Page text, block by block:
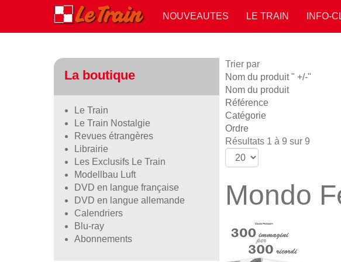
NOUVEAUTES LE TRAIN INFO-
Trier par
Nom du produit " +/-"
Nom du produit
Référence
Catégorie
Ordre
Résultats 1 à 9 sur 9
Mondo
La boutique
Le Train
Le Train Nostalgie
Revues étrangères
Librairie
Les Exclusifs Le Train
Modellbau Luft
DVD en langue française
DVD en langue allemande
Calendriers
Blu-ray
Abonnements